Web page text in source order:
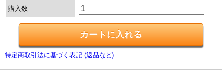
購入数
特定商取引法に基づく表記 (返品など)